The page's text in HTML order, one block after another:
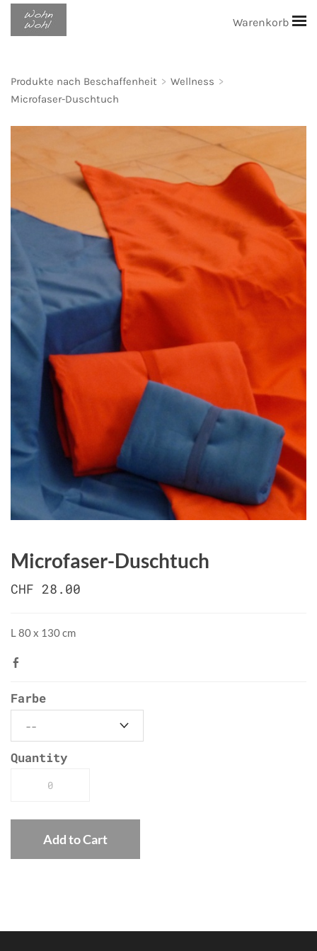
Warenkorb
Produkte nach Beschaffenheit > Wellness >
Microfaser-Duschtuch
Microfaser-Duschtuch
CHF 28.00
L 80 x 130 cm
Farbe
Quantity
Add to Cart